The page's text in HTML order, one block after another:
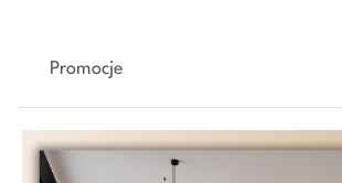
Promocje